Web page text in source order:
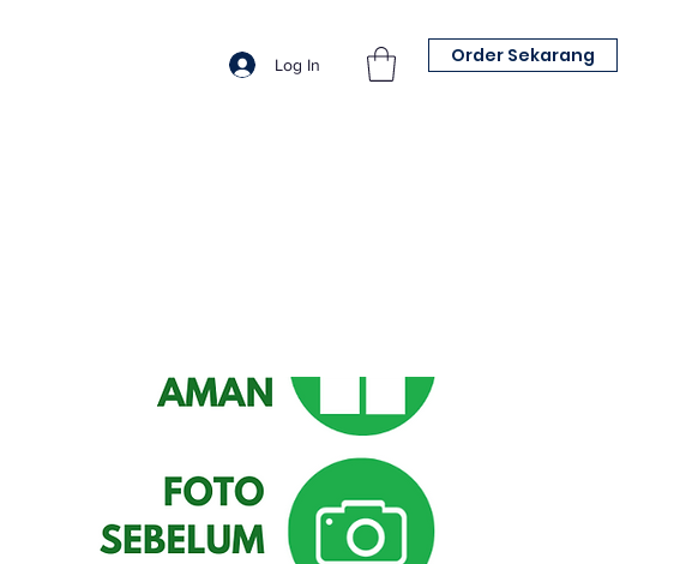
Log In Order Sekarang